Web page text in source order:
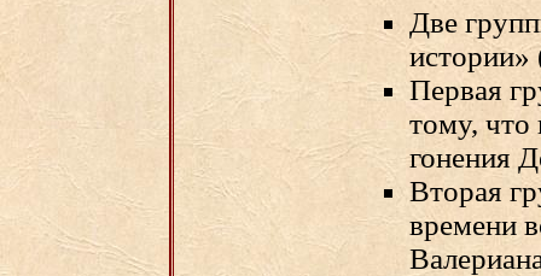
Две
Первая
тому, что
гонения
Вторая
времени